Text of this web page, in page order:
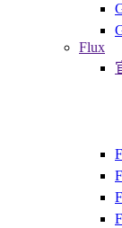
Flux